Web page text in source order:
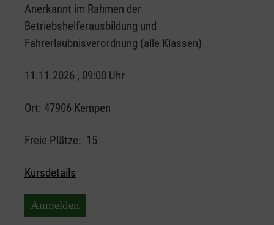
Anerkannt im Rahmen der
Betriebshelferausbildung und
Fahrerlaubnisverordnung (alle Klassen)
11.11.2026 , 09:00 Uhr
Ort: 47906 Kempen
Freie Plätze: 15
Kursdetails
Anmelden